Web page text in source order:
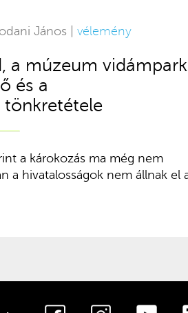
János | vélemény
a múzeum
és a
tönkretétele
a károkozás ma még nem
a hivatalosságok nem állnak el